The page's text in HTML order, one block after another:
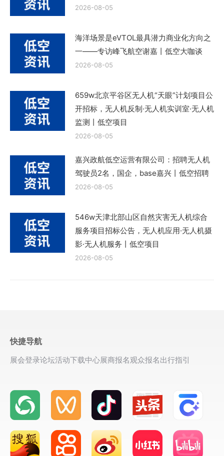
2026-08-05
海洋场景是eVTOL最具潜力商业化方向之
一——专访峰飞航空谢嘉丨低空大咖谈
2026-08-05
659w北京平谷区无人机“天眼”计划项目公
开招标，无人机反制·无人机实训室·无人机
监测丨低空项目
2026-08-05
嘉兴政航低空运营有限公司：招聘无人机
驾驶员2名，国企，base嘉兴丨低空招聘
2026-08-05
546w天津北部山区自然灾害无人机综合
服务项目招标公告，无人机应用·无人机摄
影·无人机服务丨低空项目
2026-08-05
快捷导航
展会登录论坛活动下载中心展商报名观众报名出行指引